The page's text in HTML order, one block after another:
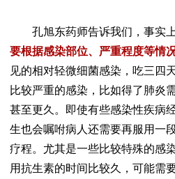
孔旭东药师告诉我们，事实
要根据感染部位、严重程度等情
见的相对轻微细菌感染，吃三四
比较严重的感染，比如得了肺炎
甚至更久。即使有些感染性疾病
生也会嘱咐病人还需要再服用一
疗程。尤其是一些比较特殊的感
用抗生素的时间比较久，可能需